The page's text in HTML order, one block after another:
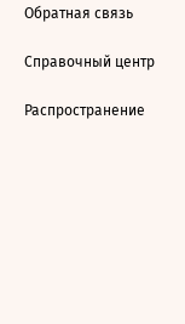
Обратная связь
Справочный центр
Распространение